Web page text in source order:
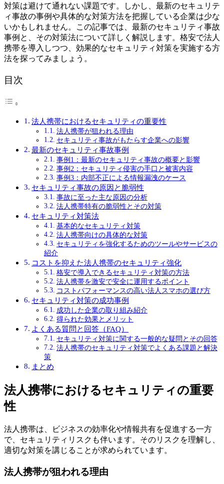
対策は避けて通れない課題です。しかし、最新のセキュリテ
ィ事故の事例や具体的な対策方法を把握している企業は少な
いかもしれません。この記事では、最新のセキュリティ事故
事例と、その対策法について詳しく解説します。格安で法人
携帯を導入しつつ、効果的なセキュリティ対策を実施する方
法を探ってみましょう。
目次
法人携帯におけるセキュリティの重要性
法人携帯が狙われる理由
セキュリティ事故がもたらす企業への影響
最新のセキュリティ事故事例
事例1：最新のセキュリティ事故の概要と影響
事例2：セキュリティ侵害の手口と被害内容
事例3：内部不正による情報漏洩のケース
セキュリティ事故の原因と脆弱性
事故に至った主な原因の分析
法人携帯特有の脆弱性とその対策
セキュリティ対策法
基本的なセキュリティ対策
法人携帯向けの具体的な対策
セキュリティを強化するためのツールやサービスの
紹介
コストを抑えた法人携帯のセキュリティ強化
格安で導入できるセキュリティ対策の方法
法人携帯を激安で安全に運用するポイント
コストパフォーマンスの高い法人スマホの選び方
セキュリティ対策の成功事例
成功した企業の取り組み紹介
得られた効果とメリット
よくある質問と回答（FAQ）
セキュリティ対策に関する一般的な疑問とその回答
法人携帯のセキュリティ対策でよくある課題と解決
策
まとめ
法人携帯におけるセキュリティの重要
性
法人携帯は、ビジネスの効率化や情報共有を促進する一方
で、セキュリティリスクも伴います。そのリスクを理解し、
適切な対策を講じることが求められています。
法人携帯が狙われる理由